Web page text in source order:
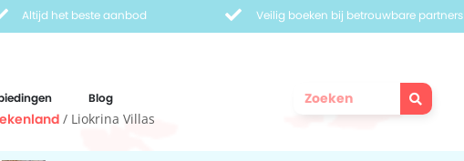
Altijd het beste aanbod Veilig boeken bij betrouwbare partners
Blog
/ Liokrina Villas